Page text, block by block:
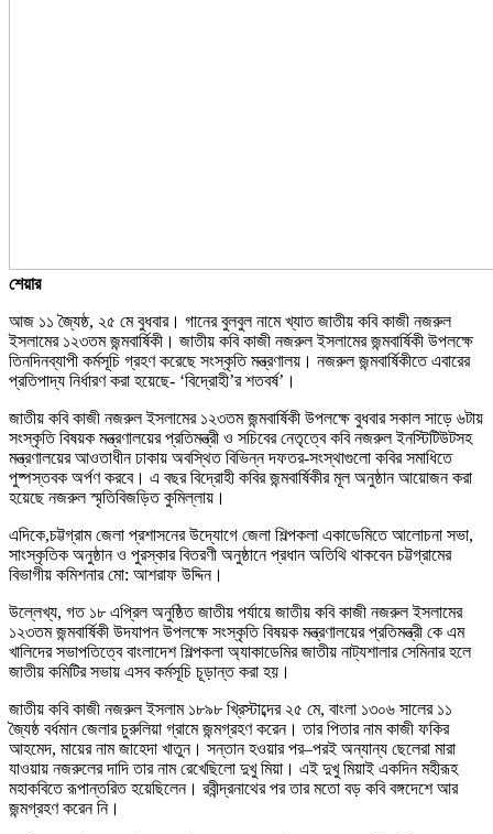
শেয়ার
আজ ১১ জ্যৈষ্ঠ, ২৫ মে বুধবার। গানের বুলবুল নামে খ্যাত জাতীয় কবি কাজী নজরুল
ইসলামের ১২৩তম জন্মবার্ষিকী। জাতীয় কবি কাজী নজরুল ইসলামের জন্মবার্ষিকী উপলক্ষে
তিনদিনব্যাপী কর্মসূচি গ্রহণ করেছে সংস্কৃতি মন্ত্রণালয়। নজরুল জন্মবার্ষিকীতে এবারের
প্রতিপাদ্য নির্ধারণ করা হয়েছে- ‘বিদ্রোহী’র শতবর্ষ’।
জাতীয় কবি কাজী নজরুল ইসলামের ১২৩তম জন্মবার্ষিকী উপলক্ষে বুধবার সকাল সাড়ে ৬টায়
সংস্কৃতি বিষয়ক মন্ত্রণালয়ের প্রতিমন্ত্রী ও সচিবের নেতৃত্বে কবি নজরুল ইনস্টিটিউটসহ
মন্ত্রণালয়ের আওতাধীন ঢাকায় অবস্থিত বিভিন্ন দফতর-সংস্থাগুলো কবির সমাধিতে
পুষ্পস্তবক অর্পণ করবে। এ বছর বিদ্রোহী কবির জন্মবার্ষিকীর মূল অনুষ্ঠান আয়োজন করা
হয়েছে নজরুল স্মৃতিবিজড়িত কুমিল্লায়।
এদিকে,চট্টগ্রাম জেলা প্রশাসনের উদ্যোগে জেলা শিল্পকলা একাডেমিতে আলোচনা সভা,
সাংস্কৃতিক অনুষ্ঠান ও পুরস্কার বিতরণী অনুষ্ঠানে প্রধান অতিথি থাকবেন চট্টগ্রামের
বিভাগীয় কমিশনার মো: আশরাফ উদ্দিন।
উল্লেখ্য, গত ১৮ এপ্রিল অনুষ্ঠিত জাতীয় পর্যায়ে জাতীয় কবি কাজী নজরুল ইসলামের
১২৩তম জন্মবার্ষিকী উদযাপন উপলক্ষে সংস্কৃতি বিষয়ক মন্ত্রণালয়ের প্রতিমন্ত্রী কে এম
খালিদের সভাপতিত্বে বাংলাদেশ শিল্পকলা অ্যাকাডেমির জাতীয় নাট্যশালার সেমিনার হলে
জাতীয় কমিটির সভায় এসব কর্মসূচি চূড়ান্ত করা হয়।
জাতীয় কবি কাজী নজরুল ইসলাম ১৮৯৮ খ্রিস্টাব্দের ২৫ মে, বাংলা ১৩০৬ সালের ১১
জ্যৈষ্ঠ বর্ধমান জেলার চুরুলিয়া গ্রামে জন্মগ্রহণ করেন। তার পিতার নাম কাজী ফকির
আহমেদ, মায়ের নাম জাহেদা খাতুন। সন্তান হওয়ার পর–পরই অন্যান্য ছেলেরা মারা
যাওয়ায় নজরুলের দাদি তার নাম রেখেছিলো দুখু মিয়া। এই দুখু মিয়াই একদিন মহীরূহ
মহাকবিতে রূপান্তরিত হয়েছিলেন। রবীন্দ্রনাথের পর তার মতো বড় কবি বঙ্গদেশে আর
জন্মগ্রহণ করেন নি।